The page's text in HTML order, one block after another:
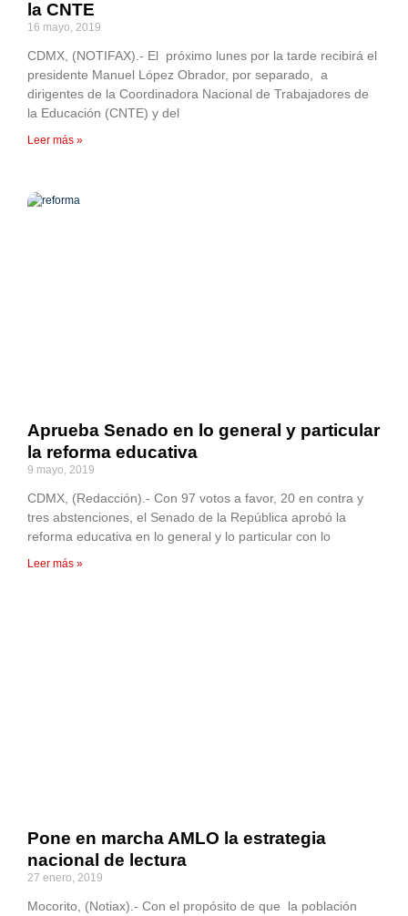
la CNTE
16 mayo, 2019
CDMX, (NOTIFAX).- El próximo lunes por la tarde recibirá el
presidente Manuel López Obrador, por separado, a
dirigentes de la Coordinadora Nacional de Trabajadores de
la Educación (CNTE) y del
Leer más »
Aprueba Senado en lo general y particular
la reforma educativa
9 mayo, 2019
CDMX, (Redacción).- Con 97 votos a favor, 20 en contra y
tres abstenciones, el Senado de la República aprobó la
reforma educativa en lo general y lo particular con lo
Leer más »
Pone en marcha AMLO la estrategia
nacional de lectura
27 enero, 2019
Mocorito, (Notiax).- Con el propósito de que la población